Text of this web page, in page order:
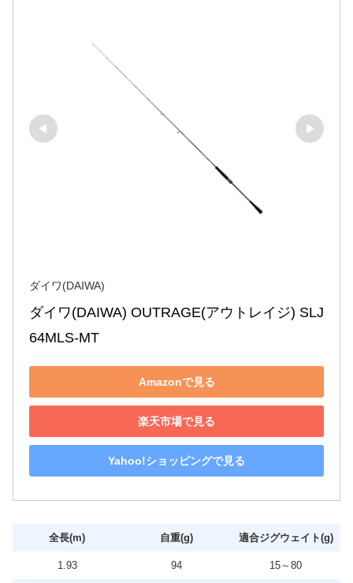
ダイワ(DAIWA)
ダイワ(DAIWA) OUTRAGE(アウトレイジ) SLJ
64MLS-MT
Amazonで見る
楽天市場で見る
Yahoo!ショッピングで見る
全長(m) 自重(g) 適合ジグウェイト(g)
1.93 94 15～80